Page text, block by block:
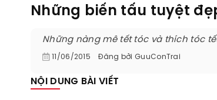
Những biến tấu tuyệt
Những nàng mê tết tóc và thích tóc
11/06/2015 Đăng bởi GuuConTrai
NỘI DUNG BÀI VIẾT